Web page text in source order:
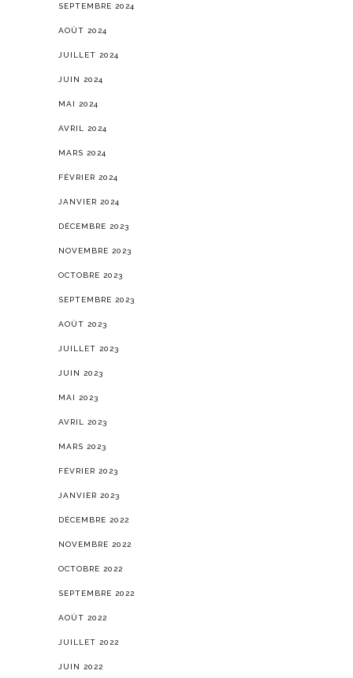
SEPTEMBRE 2024
AOÛT 2024
JUILLET 2024
JUIN 2024
MAI 2024
AVRIL 2024
MARS 2024
FÉVRIER 2024
JANVIER 2024
DÉCEMBRE 2023
NOVEMBRE 2023
OCTOBRE 2023
SEPTEMBRE 2023
AOÛT 2023
JUILLET 2023
JUIN 2023
MAI 2023
AVRIL 2023
MARS 2023
FÉVRIER 2023
JANVIER 2023
DÉCEMBRE 2022
NOVEMBRE 2022
OCTOBRE 2022
SEPTEMBRE 2022
AOÛT 2022
JUILLET 2022
JUIN 2022